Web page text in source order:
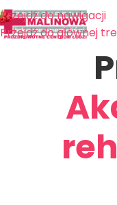
Przejdź do nawigacji
Przejdź do głównej